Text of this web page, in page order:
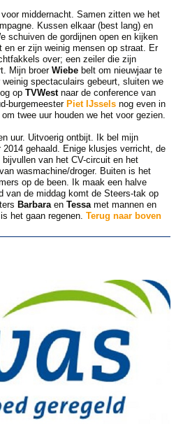
middernacht. Samen zitten we het
Kussen elkaar (best lang) en
schuiven de gordijnen open en kijken
en er zijn weinig mensen op straat. Er
over; een zeiler die zijn
Mijn broer Wiebebelt om nieuwjaar te
spectaculairs gebeurt, sluiten we
op TVWestnaar de conference van
burgemeester Piet IJsselsnog even in
twee uur houden we het voor gezien.
uur. Uitvoerig ontbijt. Ik bel mijn
gehaald. Enige klusjes verricht, de
van het CV-circuit en het
wasmachine/droger. Buiten is het
op de been. Ik maak een halve
van de middag komt de Steers-tak op
Barbaraen Tessamet mannen en
het gaan regenen. Terug naar boven